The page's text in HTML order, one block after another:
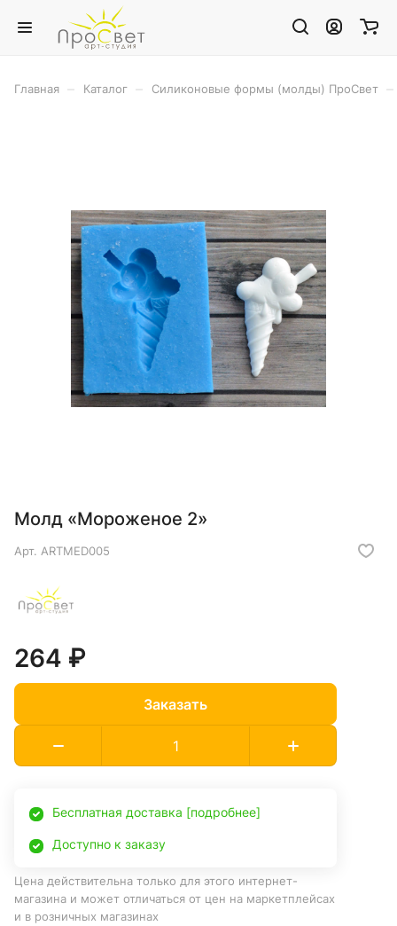
Главная Каталог Силиконовые формы (молды) ПроСвет
Молд «Мороженое 2»
Арт. ARTMED005
264 ₽
Заказать
Бесплатная доставка [подробнее]
Доступно к заказу
Цена действительна только для этого интернет-
магазина и может отличаться от цен на маркетплейсах
и в розничных магазинах